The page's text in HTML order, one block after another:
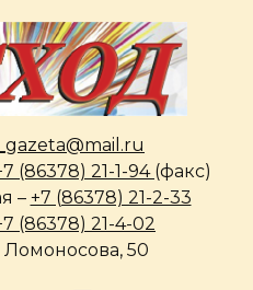
(86378) 21-1-94 (факс)
– +7 (86378) 21-2-33
(86378) 21-4-02
Ломоносова, 50